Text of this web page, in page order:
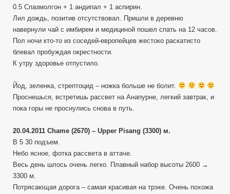
0.5 Спазмолгон + 1 андипал + 1 аспирин.
Лил дождь, позитив отсутствовал. Пришли в деревню
навернули чай с имбирем и медициной пошел спать на 12 часов.
Пол ночи кто-то из соседей-европейцев жестоко раскатисто
блевал пробуждая окрестности.
К утру здоровье отпустило.
Йод, зеленка, стрептоцид – ножка больше не болит.
Проснешься, встретишь рассвет на Анапурне, легкий завтрак, и
пока горы не проснулись снова в путь.
20.04.2011 Chame (2670) – Upper Pisang (3300) м.
В 5 30 подъем.
Небо ясное, фотка рассвета в аттаче.
Весь день шлось очень легко. Плавный набор высоты 2600 →
3300 м.
Потрясающая дорога – самая красивая на трэке. Очень похожа